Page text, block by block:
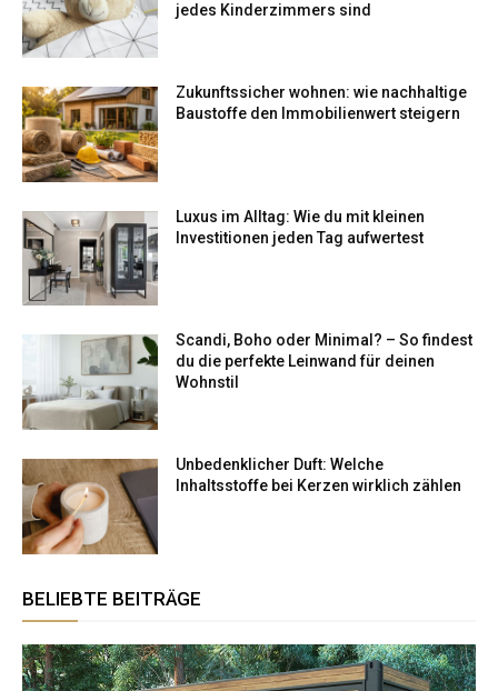
jedes Kinderzimmers sind
Zukunftssicher wohnen: wie nachhaltige
Baustoffe den Immobilienwert steigern
Luxus im Alltag: Wie du mit kleinen
Investitionen jeden Tag aufwertest
Scandi, Boho oder Minimal? – So findest
du die perfekte Leinwand für deinen
Wohnstil
Unbedenklicher Duft: Welche
Inhaltsstoffe bei Kerzen wirklich zählen
BELIEBTE BEITRÄGE